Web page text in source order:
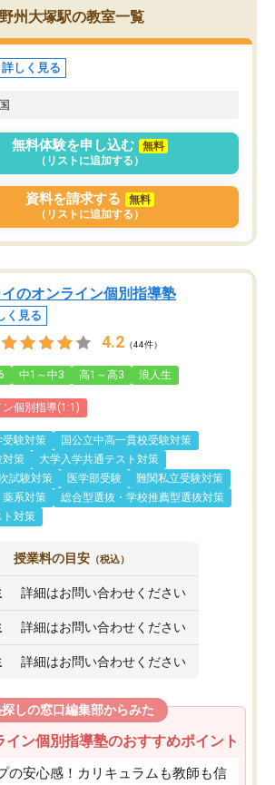
面談の講師の方で決
使用した単語帳の
ちらで出される形
の申し出があり、あ
更だった為、塾に通
ました。遅れも取り
講師の方は良かった
内容でした。それでも明
やる気も出ましたし、苦
くなってきたようなので
野州大塚駅の教室一覧
詳しく見る
無料体験を申し込む
無料
（リストに追加する）
資料を請求する
無料
（リストに追加する）
イのオンライン個別指導塾
く見る
4.2 （44件）
中1～中3 高1～高3 浪人生
ン個別指導(1:1)
受験対策
国公立中高一貫校受験対策
対策
大学入学共通テスト対策
試験対策
医学部受験
難関私立受験対策
薬系対策
総合型選抜・学校推薦型選抜対策
ト対策
授業料の目安 （税込）
詳細はお問い合わせください
詳細はお問い合わせください
詳細はお問い合わせください
しの窓口編集部からみた
イン個別指導塾のおすすめポイント
の安心感！カリキュラムも教師も信